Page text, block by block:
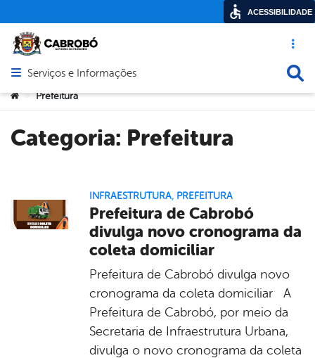
Acesso
Abrir menu principal de navegação
Serviços e Informações
Você está aqui:
> Prefeitura
Categoria: Prefeitura
INFRAESTRUTURA, PREFEITURA
Prefeitura de Cabrobó
divulga novo cronograma da
coleta domiciliar
Prefeitura de Cabrobó divulga novo
cronograma da coleta domiciliar A
Prefeitura de Cabrobó, por meio da
Secretaria de Infraestrutura Urbana,
divulga o novo cronograma da coleta
ACESSIBILIDADE